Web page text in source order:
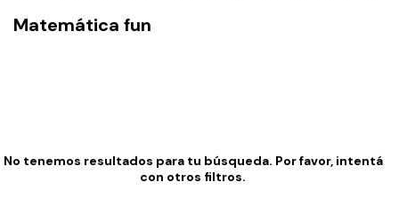
Matemática fun
No tenemos resultados para tu búsqueda. Por favor, intentá
con otros filtros.